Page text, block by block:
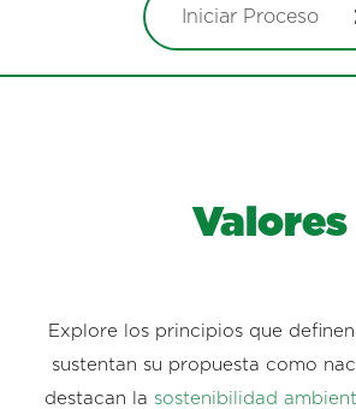
Iniciar Proceso
Valores
Explore los principios que
sustentan su propuesta como
destacan la sostenibilidad